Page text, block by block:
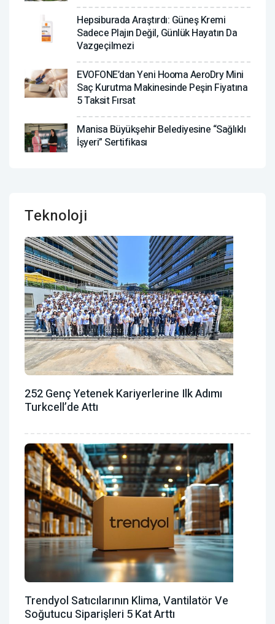
Hepsiburada Araştırdı: Güneş Kremi
Sadece Plajın Değil, Günlük Hayatın Da
Vazgeçilmezi
EVOFONE’dan Yeni Hooma AeroDry Mini
Saç Kurutma Makinesinde Peşin Fiyatına
5 Taksit Fırsat
Manisa Büyükşehir Belediyesine “Sağlıklı
İşyeri” Sertifikası
Teknoloji
252 Genç Yetenek Kariyerlerine Ilk Adımı
Turkcell’de Attı
Trendyol Satıcılarının Klima, Vantilatör ‎ve
Soğutucu Siparişleri 5 Kat Arttı